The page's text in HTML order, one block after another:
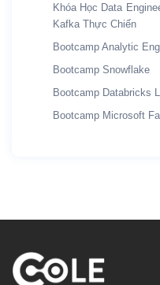
Khóa Học Data
Kafka Thực Chiến
Bootcamp Analytic
Bootcamp Snowflake
Bootcamp Databricks
Bootcamp Microsoft